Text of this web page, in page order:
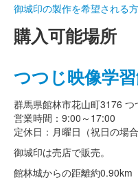
御城印の製作を希望される
購入可能場所
つつじ映像学
群馬県館林市花山町3176
営業時間：9:00～17:00
定休日：月曜日（祝日の場
御城印は売店で販売。
館林城からの距離約0.90km